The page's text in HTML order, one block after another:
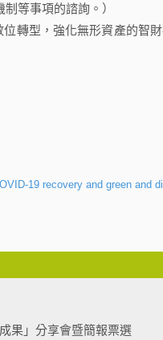
等事項的諮詢。）
型，強化無形資產的智
19 recovery and green and
果」分享會暨簡報票選